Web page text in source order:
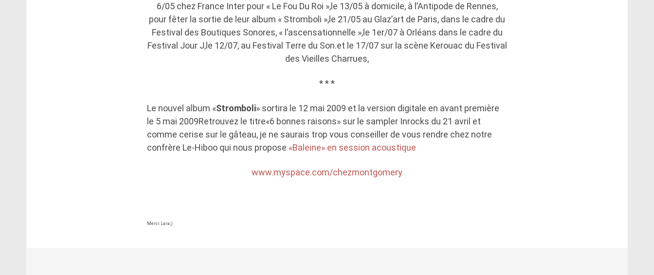
6/05 chez France Inter pour « Le Fou Du Roi »,le 13/05 à domicile, à l’Antipode de Rennes,
pour fêter la sortie de leur album « Stromboli »,le 21/05 au Glaz’art de Paris, dans le cadre du
Festival des Boutiques Sonores, « l’ascensationnelle »,le 1er/07 à Orléans dans le cadre du
Festival Jour J,le 12/07, au Festival Terre du Son.et le 17/07 sur la scène Kerouac du Festival
des Vieilles Charrues,
* * *
Le nouvel album «Stromboli» sortira le 12 mai 2009 et la version digitale en avant première
le 5 mai 2009Retrouvez le titre«6 bonnes raisons» sur le sampler Inrocks du 21 avril et
comme cerise sur le gâteau, je ne saurais trop vous conseiller de vous rendre chez notre
confrère Le-Hiboo qui nous propose «Baleine» en session acoustique
www.myspace.com/chezmontgomery
Merci Lara;)